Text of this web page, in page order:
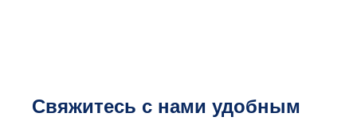
Свяжитесь с нами удобным